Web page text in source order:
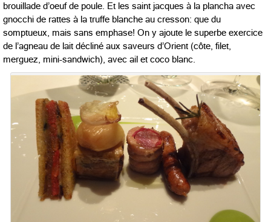
brouillade d’oeuf de poule. Et les saint jacques à la plancha avec
gnocchi de rattes à la truffe blanche au cresson: que du
somptueux, mais sans emphase! On y ajoute le superbe exercice
de l’agneau de lait décliné aux saveurs d’Orient (côte, filet,
merguez, mini-sandwich), avec ail et coco blanc.